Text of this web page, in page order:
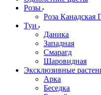
Розы
Роза Канадская
Туи
Даника
Западная
Смарагд
Шаровидная
Эксклюзивные
Арка
Беседка